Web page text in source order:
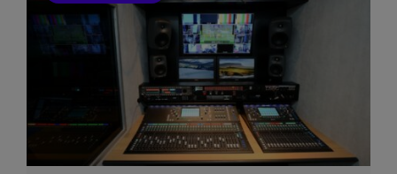
Videlio Events – Agence